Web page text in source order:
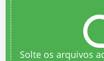
Solte os arquivos